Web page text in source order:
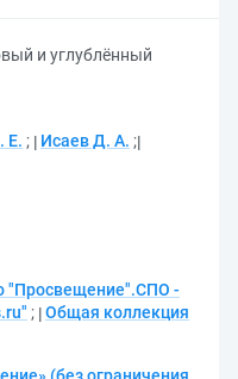
и углублённый
Е. ; Исаев Д. А. ;
"Просвещение".СПО -
; Общая коллекция